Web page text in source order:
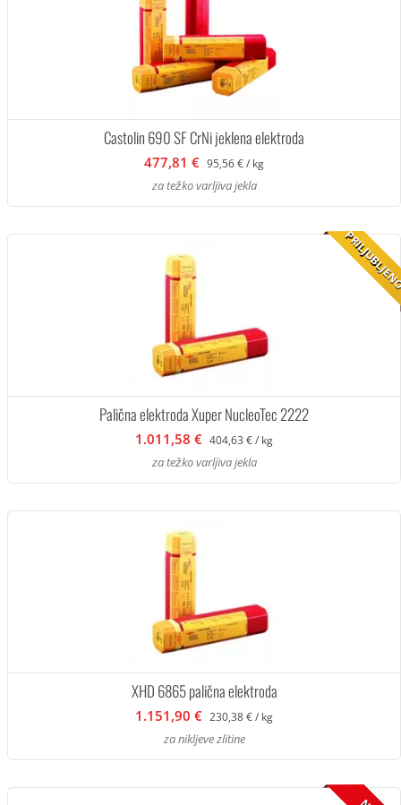
Castolin 690 SF CrNi jeklena elektroda
477,81 € 95,56 € / kg
za težko varljiva jekla
Palična elektroda Xuper NucleoTec 2222
1.011,58 € 404,63 € / kg
za težko varljiva jekla
XHD 6865 palična elektroda
1.151,90 € 230,38 € / kg
za nikljeve zlitine